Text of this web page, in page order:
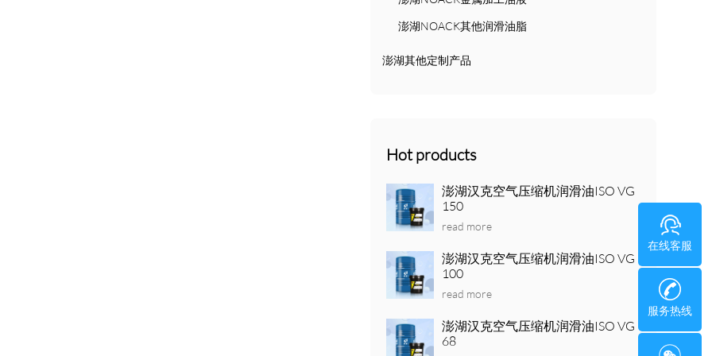
澎湖NOACK其他润滑油脂
澎湖其他定制产品
Hot products
澎湖汉克空气压缩机润滑油ISO VG
150
read more
澎湖汉克空气压缩机润滑油ISO VG
100
read more
澎湖汉克空气压缩机润滑油ISO VG
68
在线客服
服务热线